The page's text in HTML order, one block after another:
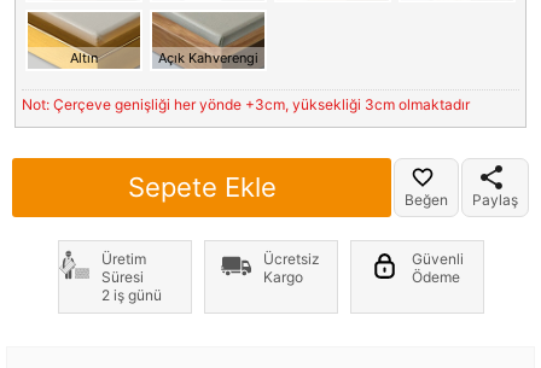
Altın Açık Kahverengi
Not: Çerçeve genişliği her yönde +3cm, yüksekliği 3cm olmaktadır
Sepete Ekle Beğen Paylaş
Üretim
Süresi
2 iş günü
Ücretsiz
Kargo
Güvenli
Ödeme